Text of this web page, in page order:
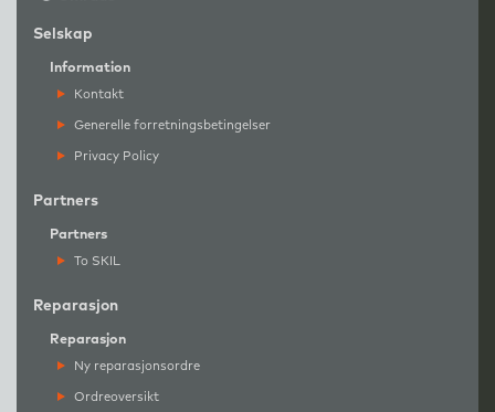
Selskap
Information
Kontakt
Generelle forretningsbetingelser
Privacy Policy
Partners
Partners
To SKIL
Reparasjon
Reparasjon
Ny reparasjonsordre
Ordreoversikt